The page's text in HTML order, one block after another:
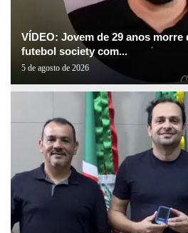
VÍDEO: Jovem de 29 anos
futebol society com...
5 de agosto de 2026